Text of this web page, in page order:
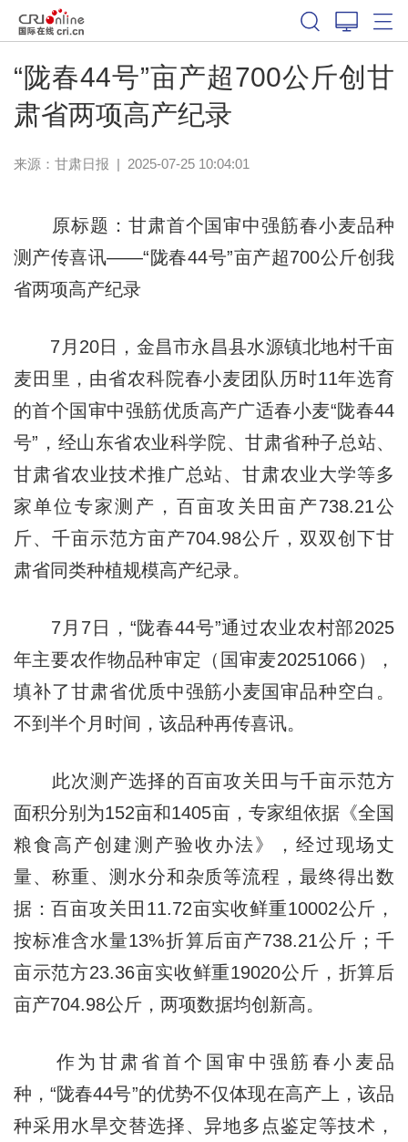
“陇春44号”亩产超700公斤创甘
肃省两项高产纪录
来源： 甘肃日报 | 2025-07-25 10:04:01
原标题：甘肃首个国审中强筋春小麦品种
测产传喜讯——“陇春44号”亩产超700公斤创我
省两项高产纪录
7月20日，金昌市永昌县水源镇北地村千亩
麦田里，由省农科院春小麦团队历时11年选育
的首个国审中强筋优质高产广适春小麦“陇春44
号”，经山东省农业科学院、甘肃省种子总站、
甘肃省农业技术推广总站、甘肃农业大学等多
家单位专家测产，百亩攻关田亩产738.21公
斤、千亩示范方亩产704.98公斤，双双创下甘
肃省同类种植规模高产纪录。
7月7日，“陇春44号”通过农业农村部2025
年主要农作物品种审定（国审麦20251066），
填补了甘肃省优质中强筋小麦国审品种空白。
不到半个月时间，该品种再传喜讯。
此次测产选择的百亩攻关田与千亩示范方
面积分别为152亩和1405亩，专家组依据《全国
粮食高产创建测产验收办法》，经过现场丈
量、称重、测水分和杂质等流程，最终得出数
据：百亩攻关田11.72亩实收鲜重10002公斤，
按标准含水量13%折算后亩产738.21公斤；千
亩示范方23.36亩实收鲜重19020公斤，折算后
亩产704.98公斤，两项数据均创新高。
作为甘肃省首个国审中强筋春小麦品
种，“陇春44号”的优势不仅体现在高产上，该品
种采用水旱交替选择、异地多点鉴定等技术，